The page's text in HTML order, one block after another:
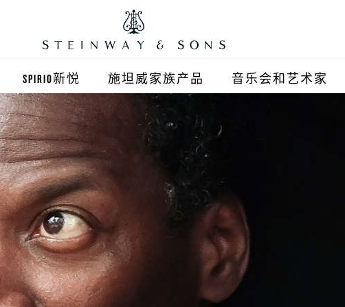
京
舰店
海
舰店
安
州
SPIRIO新悦 施坦威家族产品
施坦威钢琴
波士顿钢琴
郎朗钢琴
艾塞克斯钢琴
音乐会和艺术家